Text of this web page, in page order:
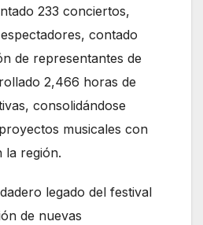
233 conciertos,
contado
de representantes de
2,466 horas de
consolidándose
musicales con
la región.
legado del festival
de nuevas